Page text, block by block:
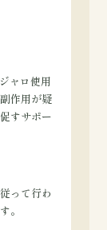
ャロ使用
作用が疑
すサポー
って行わ
。